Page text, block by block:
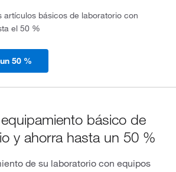
artículos básicos de laboratorio con
el 50 %
50 %
básico de
y ahorra hasta un 50 %
de su laboratorio con equipos